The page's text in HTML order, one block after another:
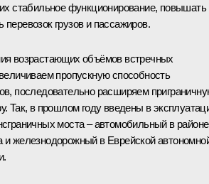
их стабильное функционирование, повышать
грузов и пассажиров.
возрастающих объёмов встречных
пропускную способность
последовательно расширяем
Так, в прошлом году введены в
моста – автомобильный в районе
и железнодорожный в Еврейской